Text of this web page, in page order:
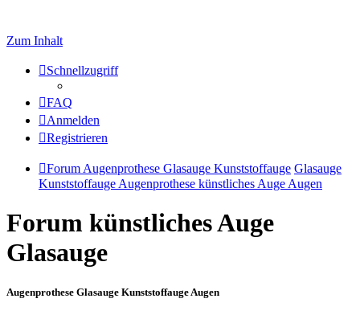
Zum Inhalt
Schnellzugriff
FAQ
Anmelden
Registrieren
Forum Augenprothese Glasauge Kunststoffauge Glasauge
Kunststoffauge Augenprothese künstliches Auge Augen
Forum künstliches Auge
Glasauge
Augenprothese Glasauge Kunststoffauge Augen